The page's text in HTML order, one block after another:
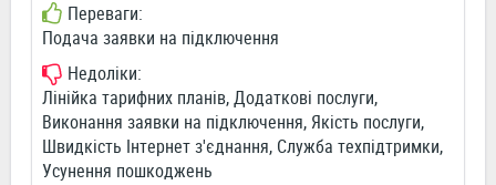
Переваги:
Подача заявки на підключення
Недоліки:
Лінійка тарифних планів, Додаткові послуги,
Виконання заявки на підключення, Якість послуги,
Швидкість Інтернет з'єднання, Служба техпідтримки,
Усунення пошкоджень